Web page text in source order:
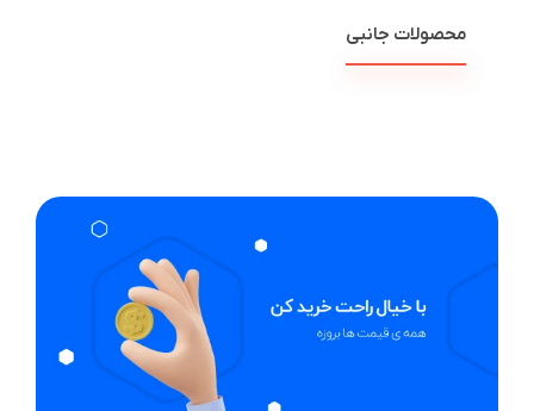
محصولات جانبی